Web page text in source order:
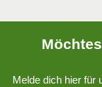
Melde dich hier für